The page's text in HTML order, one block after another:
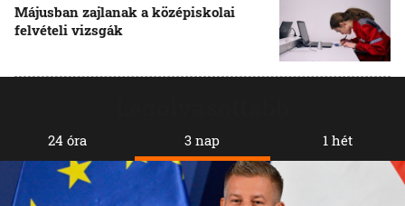
Májusban zajlanak a középiskolai
felvételi vizsgák
24 óra 3 nap 1 hét